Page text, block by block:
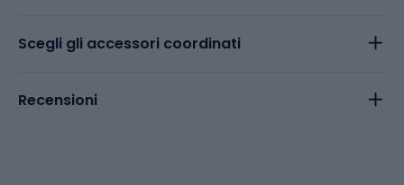
Scegli gli accessori coordinati
Recensioni